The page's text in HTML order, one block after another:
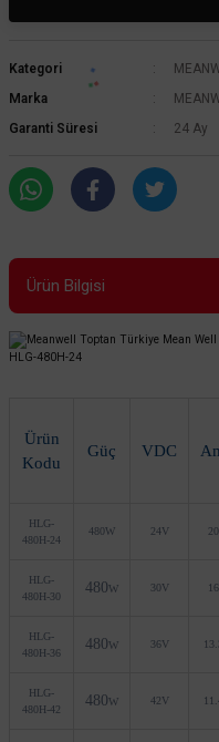
Kategori
Marka
Garanti Süresi
24 Ay
Ürün Bilgisi
HLG-480H-24
Ürün
Kodu
Güç VDC
HLG-
480H-24
480W 24V
HLG-
480H-30
480W 30V
HLG-
480H-36
480W 36V
HLG-
480H-42
480W 42V